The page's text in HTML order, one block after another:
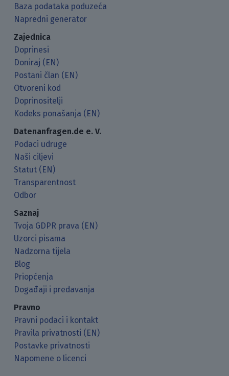
Baza podataka poduzeća
Napredni generator
Zajednica
Doprinesi
Doniraj (EN)
Postani član (EN)
Otvoreni kod
Doprinositelji
Kodeks ponašanja (EN)
Datenanfragen.de e. V.
Podaci udruge
Naši ciljevi
Statut (EN)
Transparentnost
Odbor
Saznaj
Tvoja GDPR prava (EN)
Uzorci pisama
Nadzorna tijela
Blog
Priopćenja
Događaji i predavanja
Pravno
Pravni podaci i kontakt
Pravila privatnosti (EN)
Postavke privatnosti
Napomene o licenci